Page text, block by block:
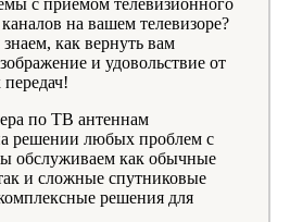
с приемом телевизионного
на вашем телевизоре?
как вернуть вам
и удовольствие от
по ТВ антеннам
решении любых проблем с
обслуживаем как обычные
и сложные спутниковые
решения для